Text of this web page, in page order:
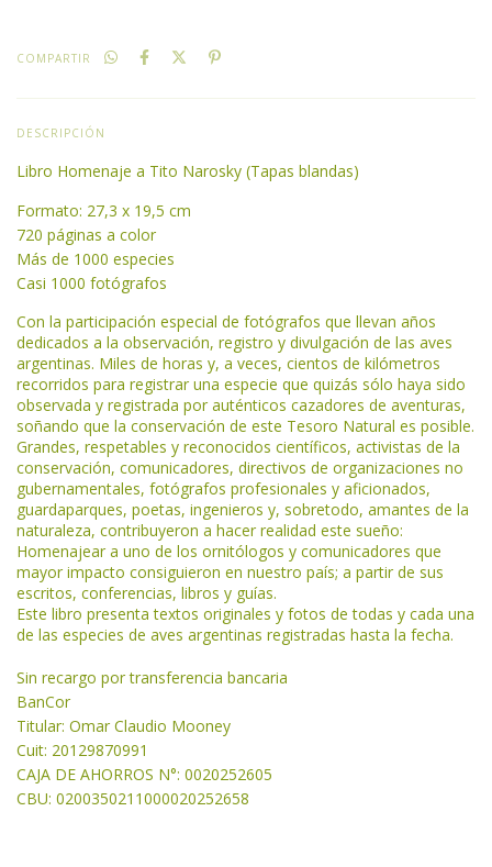
COMPARTIR
DESCRIPCIÓN
Libro Homenaje a Tito Narosky (Tapas blandas)
Formato: 27,3 x 19,5 cm
720 páginas a color
Más de 1000 especies
Casi 1000 fotógrafos
Con la participación especial de fotógrafos que llevan años
dedicados a la observación, registro y divulgación de las aves
argentinas. Miles de horas y, a veces, cientos de kilómetros
recorridos para registrar una especie que quizás sólo haya sido
observada y registrada por auténticos cazadores de aventuras,
soñando que la conservación de este Tesoro Natural es posible.
Grandes, respetables y reconocidos científicos, activistas de la
conservación, comunicadores, directivos de organizaciones no
gubernamentales, fotógrafos profesionales y aficionados,
guardaparques, poetas, ingenieros y, sobretodo, amantes de la
naturaleza, contribuyeron a hacer realidad este sueño:
Homenajear a uno de los ornitólogos y comunicadores que
mayor impacto consiguieron en nuestro país; a partir de sus
escritos, conferencias, libros y guías.
Este libro presenta textos originales y fotos de todas y cada una
de las especies de aves argentinas registradas hasta la fecha.
Sin recargo por transferencia bancaria
BanCor
Titular: Omar Claudio Mooney
Cuit: 20129870991
CAJA DE AHORROS N°: 0020252605
CBU: 0200350211000020252658